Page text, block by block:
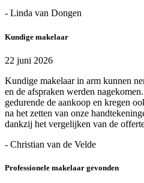
- Linda van Dongen
Kundige makelaar
22 juni 2026
Kundige makelaar in arm kunnen
en de afspraken werden
gedurende de aankoop en kregen
na het zetten van onze
dankzij het vergelijken van de
- Christian van de Velde
Professionele makelaar gevonden